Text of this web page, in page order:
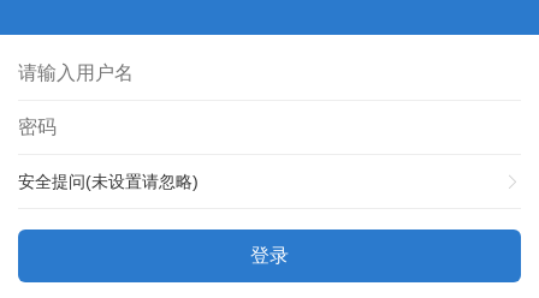
安全提问(未设置请忽略)
登录